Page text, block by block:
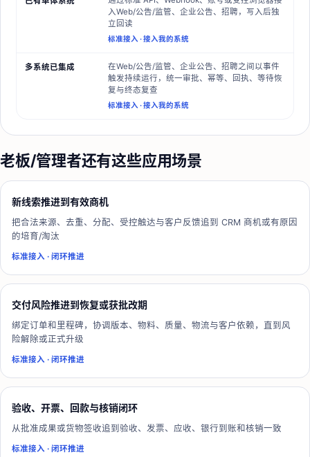
入Web/公告/监管、企业公告、招聘，写入后独
立回读
标准接入 ·接入我的系统
多系统已集成
在Web/公告/监管、企业公告、招聘之间以事件
触发持续运行，统一审批、幂等、回执、等待恢
复与终态复查
标准接入 ·接入我的系统
老板/管理者还有这些应用场景
新线索推进到有效商机
把合法来源、去重、分配、受控触达与客户反馈追到 CRM 商机或有原因
的培育/淘汰
标准接入 · 闭环推进
交付风险推进到恢复或获批改期
绑定订单和里程碑，协调版本、物料、质量、物流与客户依赖，直到风
险解除或正式升级
标准接入 · 闭环推进
验收、开票、回款与核销闭环
从批准成果或货物签收追到验收、发票、应收、银行到账和核销一致
标准接入 · 闭环推进